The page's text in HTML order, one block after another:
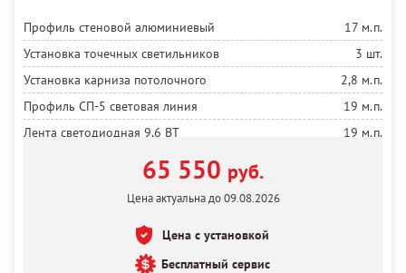
Профиль стеновой алюминиевый
17 м.п.
Установка точечных светильников
3 шт.
Установка карниза потолочного
2,8 м.п.
Профиль СП-5 световая линия
19 м.п.
Лента светодиодная 9,6 ВТ
19 м.п.
65 550 руб.
Цена актуальна до 09.08.2026
Цена с установкой
Бесплатный сервис